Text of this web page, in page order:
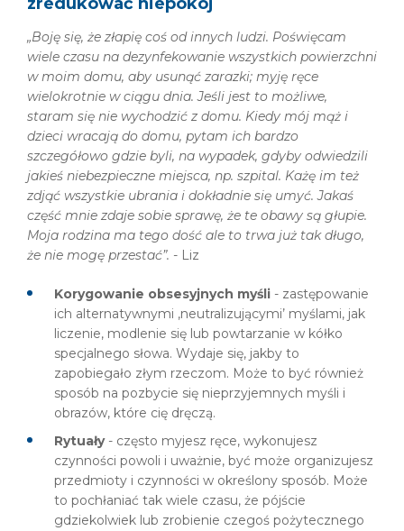
„Boję się, że złapię coś od innych ludzi. Poświęcam
wiele czasu na dezynfekowanie wszystkich powierzchni
w moim domu, aby usunąć zarazki; myję ręce
wielokrotnie w ciągu dnia. Jeśli jest to możliwe,
staram się nie wychodzić z domu. Kiedy mój mąż i
dzieci wracają do domu, pytam ich bardzo
szczegółowo gdzie byli, na wypadek, gdyby odwiedzili
jakieś niebezpieczne miejsca, np. szpital. Każę im też
zdjąć wszystkie ubrania i dokładnie się umyć. Jakaś
część mnie zdaje sobie sprawę, że te obawy są głupie.
Moja rodzina ma tego dość ale to trwa już tak długo,
że nie mogę przestać”. - Liz
Korygowanie obsesyjnych myśli - zastępowanie
ich alternatywnymi ‚neutralizującymi’ myślami, jak
liczenie, modlenie się lub powtarzanie w kółko
specjalnego słowa. Wydaje się, jakby to
zapobiegało złym rzeczom. Może to być również
sposób na pozbycie się nieprzyjemnych myśli i
obrazów, które cię dręczą.
Rytuały - często myjesz ręce, wykonujesz
czynności powoli i uważnie, być może organizujesz
przedmioty i czynności w określony sposób. Może
to pochłaniać tak wiele czasu, że pójście
gdziekolwiek lub zrobienie czegoś pożytecznego